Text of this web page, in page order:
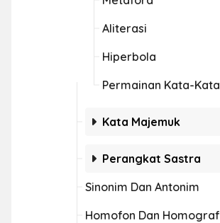
Aliterasi
Hiperbola
Permainan Kata-Kata
Kata Majemuk
Perangkat Sastra
Sinonim Dan Antonim
Homofon Dan Homograf